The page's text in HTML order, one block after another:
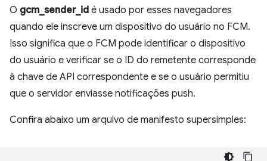
O gcm_sender_id é usado por esses navegadores
quando ele inscreve um dispositivo do usuário no FCM.
Isso significa que o FCM pode identificar o dispositivo
do usuário e verificar se o ID do remetente corresponde
à chave de API correspondente e se o usuário permitiu
que o servidor enviasse notificações push.
Confira abaixo um arquivo de manifesto supersimples: